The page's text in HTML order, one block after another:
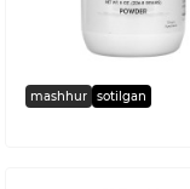
mashhur sotilgan